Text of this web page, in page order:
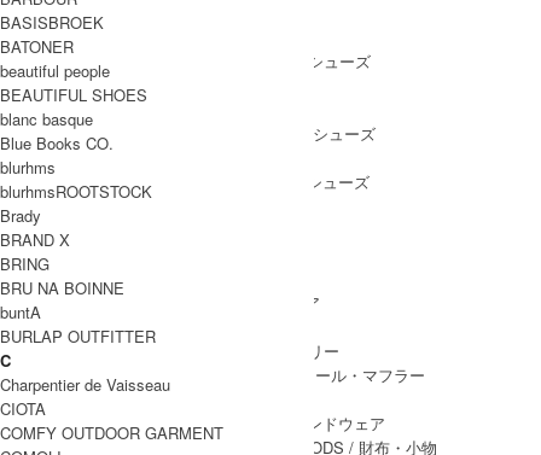
SHOES
SHOES ALL ITEM
/ ドレスシューズ
BOOTS
PUMPS
/ バレエシューズ
OTHER SHOES
/ その他シューズ
GOODS
GOODS ALL ITEM
/ 帽子・ヘッドウェア
BAG
ACCESSARY
/ アクセサリー
/ ストール・マフラー
LEG WEAR
HAND WEAR
/ 手袋・ハンドウェア
WALLET&GENERAL GOODS / 財布・小物
BASISBROEK
BATONER
beautiful people
BEAUTIFUL SHOES
blanc basque
Blue Books CO.
blurhms
blurhmsROOTSTOCK
Brady
BRAND X
BRING
BRU NA BOINNE
buntA
BURLAP OUTFITTER
C
Charpentier de Vaisseau
CIOTA
COMFY OUTDOOR GARMENT